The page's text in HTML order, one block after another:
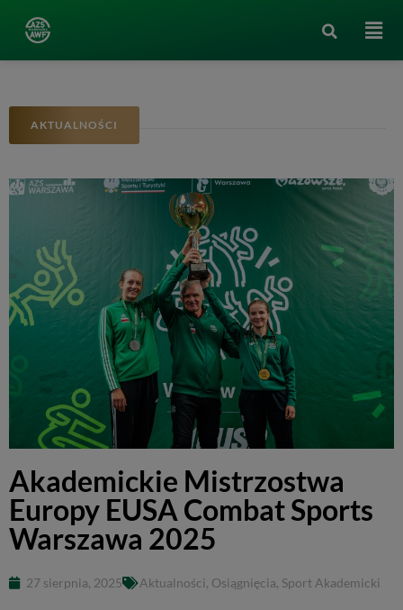
AKTUALNOŚCI
Akademickie Mistrzostwa
Europy EUSA Combat Sports
Warszawa 2025
27 sierpnia, 2025 Aktualności, Osiągnięcia, Sport Akademicki